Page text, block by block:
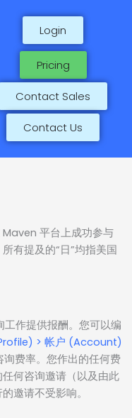
Pricing
Contact Sales
Login
Contact Us
平台上成功参与
有提及的“日”均指美国
作提供报酬。您可以编
> 帐户 (Account)
询费率。您作出的任何费
何咨询邀请（以及由此
邀请不受影响。